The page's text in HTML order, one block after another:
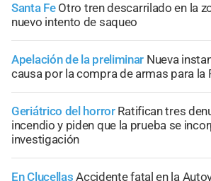
Santa Fe Otro tren descarrilado en la
nuevo intento de saqueo
Apelación de la preliminar Nueva
causa por la compra de armas para la
Geriátrico del horror Ratifican tres
incendio y piden que la prueba se
investigación
En Clucellas Accidente fatal en la